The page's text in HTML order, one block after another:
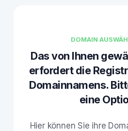
DOMAIN
Das von Ihnen
erfordert die
Domainnamens.
eine
Hier können Sie ihre